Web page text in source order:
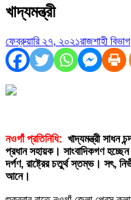
খাদ্যমন্ত্রী
ফেব্রুয়ারি ২৭, ২০২১রাজশাহী বিভাগ
নওগাঁ প্রতিনিধি: খাদ্যমন্ত্রী সাধন
প্রধান সহায়ক। সাংবাদিকগণ
দর্পণ, রাষ্ট্রের চতুর্থ স্তম্ভ। সৎ,
আনে।